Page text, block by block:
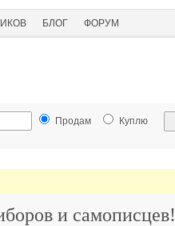
БЛОГ ФОРУМ
Продам
Куплю
и самописцев!